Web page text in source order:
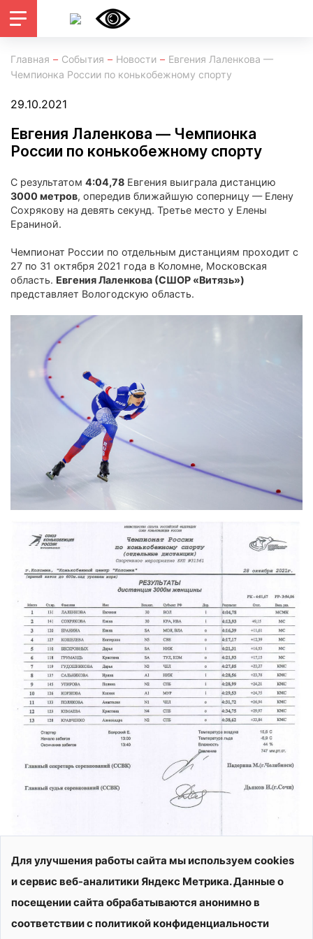
Главная События Новости
Евгения Лаленкова —
Чемпионка России по конькобежному спорту
29.10.2021
Евгения Лаленкова — Чемпионка
России по конькобежному спорту
С результатом 4:04,78 Евгения выиграла дистанцию
3000 метров, опередив ближайшую соперницу — Елену
Сохрякову на девять секунд. Третье место у Елены
Ераниной.
Чемпионат России по отдельным дистанциям проходит с
27 по 31 октября 2021 года в Коломне, Московская
область. Евгения Лаленкова (СШОР «Витязь»)
представляет Вологодскую область.
Для улучшения работы сайта мы используем cookies
и сервис веб-аналитики Яндекс Метрика. Данные о
посещении сайта обрабатываются анонимно в
соответствии с политикой конфиденциальности